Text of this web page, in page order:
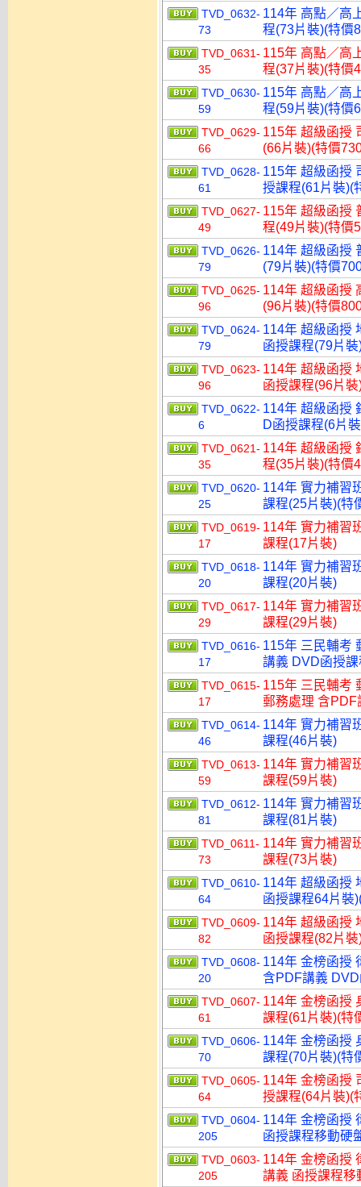
TVD_0632-
73
114年 高點／高
程(73片裝)(特價
TVD_0631-
35
115年 高點／高
程(37片裝)(特價
TVD_0630-
59
115年 高點／高
程(59片裝)(特價
TVD_0629-
66
115年 超級函授
(66片裝)(特價
TVD_0628-
61
115年 超級函授
授課程(61片裝)(
TVD_0627-
49
115年 超級函授
程(49片裝)(特價
TVD_0626-
79
114年 超級函授
(79片裝)(特價
TVD_0625-
96
114年 超級函授
(96片裝)(特價
TVD_0624-
79
114年 超級函授
函授課程(79片
TVD_0623-
96
114年 超級函授
函授課程(96片
TVD_0622-
6
114年 超級函授
D函授課程(6片
TVD_0621-
35
114年 超級函授
程(35片裝)(特價
TVD_0620-
25
114年 實力補習
課程(25片裝)(特
TVD_0619-
17
114年 實力補習
課程(17片裝)
TVD_0618-
20
114年 實力補習
課程(20片裝)
TVD_0617-
29
114年 實力補習
課程(29片裝)
TVD_0616-
17
115年 三民輔考
講義 DVD函授
TVD_0615-
17
115年 三民輔考
郵務處理 含PDF
TVD_0614-
46
114年 實力補習
課程(46片裝)
TVD_0613-
59
114年 實力補習
課程(59片裝)
TVD_0612-
81
114年 實力補習
課程(81片裝)
TVD_0611-
73
114年 實力補習
課程(73片裝)
TVD_0610-
64
114年 超級函授
函授課程64片裝
TVD_0609-
82
114年 超級函授
函授課程(82片
TVD_0608-
20
114年 金榜函授
含PDF講義
TVD_0607-
61
114年 金榜函授
課程(61片裝)(特
TVD_0606-
70
114年 金榜函授
課程(70片裝)(特
TVD_0605-
64
114年 金榜函授
授課程(64片裝)(
TVD_0604-
205
114年 金榜函授
函授課程移動硬
TVD_0603-
205
114年 金榜函授
講義 函授課程移